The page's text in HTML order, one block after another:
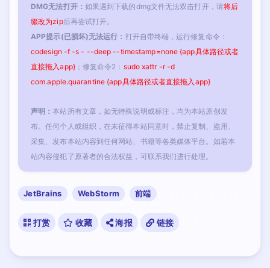
DMG无法打开： 如果遇到下载的dmg文件无法双击打开，请将后
缀改为zip后再尝试打开。
APP提示(已损坏)无法运行： 打开自带终端，运行修复命令：
codesign -f -s - --deep --timestamp=none {app具体路径或者
直接拖入app}；修复命令2： sudo xattr -r -d
com.apple.quarantine {app具体路径或者直接拖入app}
声明：本站所有文章，如无特殊说明或标注，均为本站原创发
布。任何个人或组织，在未征得本站同意时，禁止复制、盗用、
采集、发布本站内容到任何网站、书籍等各类媒体平台。如若本
站内容侵犯了原著者的合法权益，可联系我们进行处理。
JetBrains WebStorm 前端
打赏 收藏 海报 链接